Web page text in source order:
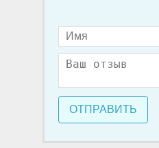
ОТПРАВИТЬ